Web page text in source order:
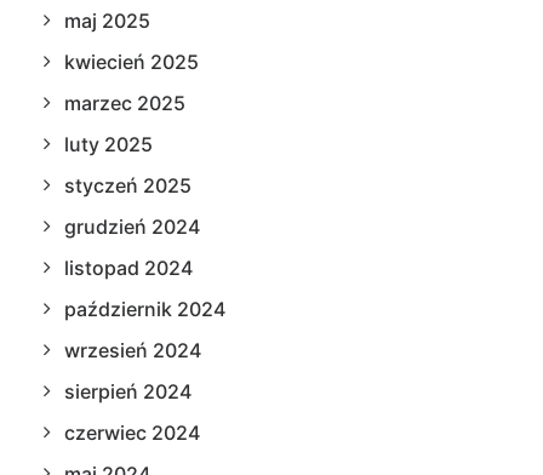
maj 2025
kwiecień 2025
marzec 2025
luty 2025
styczeń 2025
grudzień 2024
listopad 2024
październik 2024
wrzesień 2024
sierpień 2024
czerwiec 2024